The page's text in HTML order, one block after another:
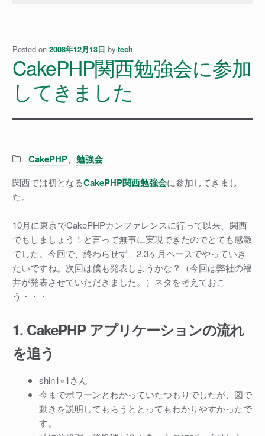
Posted on 2008年12月13日 by tech
CakePHP関西勉強会に参加
してきました
Categories:
CakePHP、 勉強会
関西では初となるCakePHP関西勉強会に参加してきまし
た。
10月に東京でCakePHPカンファレンスに行って以来、関西
でもしましょう！と言って無事に実現できたのでとても感激
でした。今回で、終わらせず、2,3ヶ月ペースでやっていき
たいですね。次回は僕も発表しようかな？（今回は弊社の福
井が発表させていただきました。）ネタを考えておこ
う・・・
1. CakePHP アプリケーションの流れ
を追う
shin1×1さん
今までポワーンとわかっていたつもりでしたが、図で
動きを説明してもらうととってもわかりやすかったで
す。